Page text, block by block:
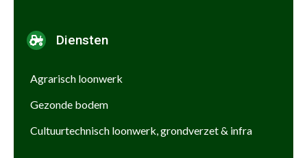
Diensten
Agrarisch loonwerk
Gezonde bodem
Cultuurtechnisch loonwerk, grondverzet & infra